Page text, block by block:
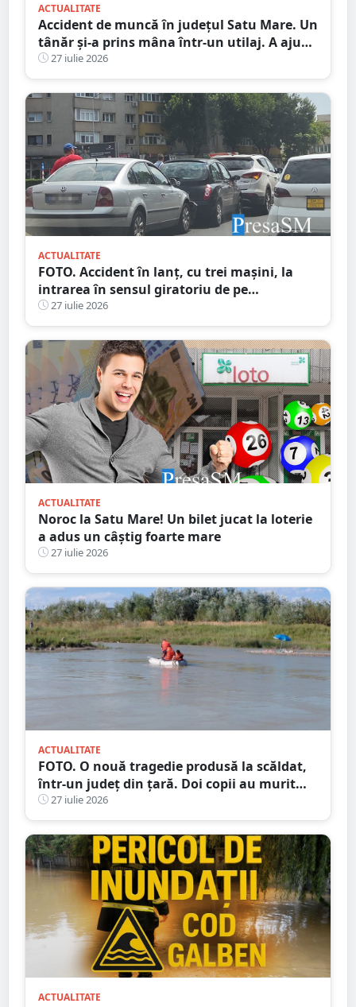
ACTUALITATE
Accident de muncă în județul Satu Mare. Un
tânăr și-a prins mâna într-un utilaj. A ajuns
la spital
27 iulie 2026
ACTUALITATE
FOTO. Accident în lanț, cu trei mașini, la
intrarea în sensul giratoriu de pe
bulevardul Lucian Blaga - Micro 17
27 iulie 2026
ACTUALITATE
Noroc la Satu Mare! Un bilet jucat la loterie
a adus un câștig foarte mare
27 iulie 2026
ACTUALITATE
FOTO. O nouă tragedie produsă la scăldat,
într-un județ din țară. Doi copii au murit
încercând să își salveze sora
27 iulie 2026
ACTUALITATE